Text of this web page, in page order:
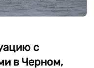
с
в Черном,